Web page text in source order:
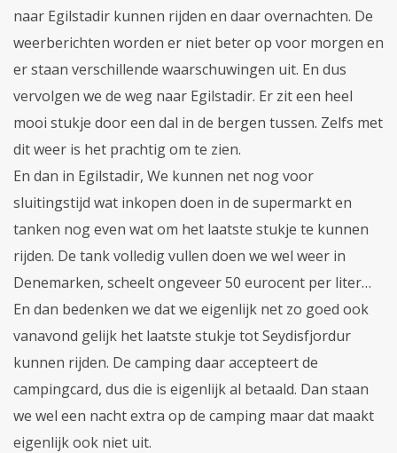
naar Egilstadir kunnen rijden en daar overnachten. De
weerberichten worden er niet beter op voor morgen en
er staan verschillende waarschuwingen uit. En dus
vervolgen we de weg naar Egilstadir. Er zit een heel
mooi stukje door een dal in de bergen tussen. Zelfs met
dit weer is het prachtig om te zien.
En dan in Egilstadir, We kunnen net nog voor
sluitingstijd wat inkopen doen in de supermarkt en
tanken nog even wat om het laatste stukje te kunnen
rijden. De tank volledig vullen doen we wel weer in
Denemarken, scheelt ongeveer 50 eurocent per liter…
En dan bedenken we dat we eigenlijk net zo goed ook
vanavond gelijk het laatste stukje tot Seydisfjordur
kunnen rijden. De camping daar accepteert de
campingcard, dus die is eigenlijk al betaald. Dan staan
we wel een nacht extra op de camping maar dat maakt
eigenlijk ook niet uit.